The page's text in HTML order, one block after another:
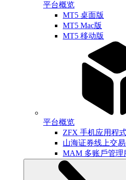
平台概览
MT5 桌面版
MT5 Mac版
MT5 移动版
平台概览
ZFX 手机应用程
山海证券线上交
MAM 多账戶管理